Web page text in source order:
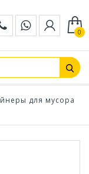
0
для мусора